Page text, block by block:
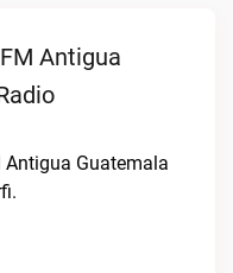
Antigua
Guatemala